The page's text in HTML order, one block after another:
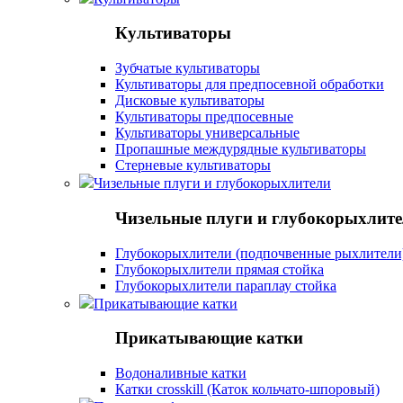
Культиваторы
Зубчатые культиваторы
Культиваторы для предпосевной обработки
Дисковые культиваторы
Культиваторы предпосевные
Культиваторы универсальные
Пропашные междурядные культиваторы
Стерневые культиваторы
Чизельные плуги и глубокорыхлители
Чизельные плуги и
Глубокорыхлители (подпочвенные
Глубокорыхлители прямая стойка
Глубокорыхлители параплау стойка
Прикатывающие катки
Прикатывающие катки
Водоналивные катки
Катки crosskill (Каток кольчато-шпоровый)